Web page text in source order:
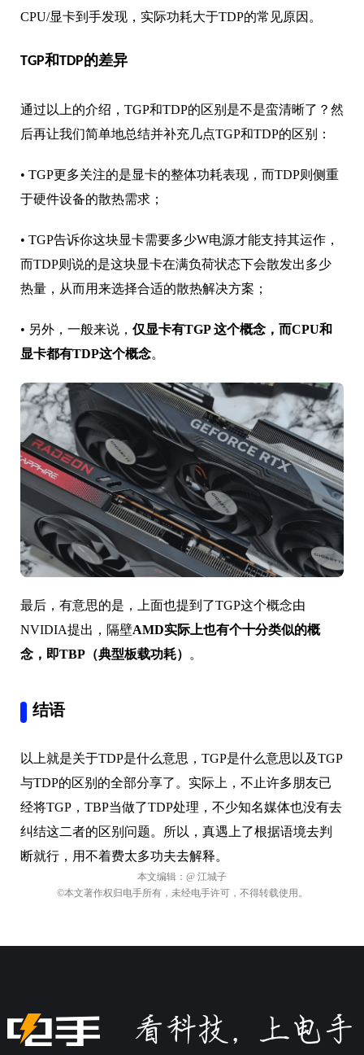
CPU/显卡到手发现，实际功耗大于TDP的常见原因。
TGP和TDP的差异
通过以上的介绍，TGP和TDP的区别是不是蛮清晰了？然
后再让我们简单地总结并补充几点TGP和TDP的区别：
• TGP更多关注的是显卡的整体功耗表现，而TDP则侧重
于硬件设备的散热需求；
• TGP告诉你这块显卡需要多少W电源才能支持其运作，
而TDP则说的是这块显卡在满负荷状态下会散发出多少
热量，从而用来选择合适的散热解决方案；
• 另外，一般来说， 仅显卡有TGP 这个概念，而CPU和
显卡都有TDP这个概念。
最后，有意思的是，上面也提到了TGP这个概念由
NVIDIA提出，隔壁AMD实际上也有个十分类似的概
念，即TBP（典型板载功耗）
。
结语
以上就是关于TDP是什么意思，TGP是什么意思以及TGP
与TDP的区别的全部分享了。实际上，不止许多朋友已
经将TGP，TBP当做了TDP处理，不少知名媒体也没有去
纠结这二者的区别问题。所以，真遇上了根据语境去判
断就行，用不着费太多功夫去解释。
本文编辑： @ 江城子
©本文著作权归电手所有，未经电手许可，不得转载使用。